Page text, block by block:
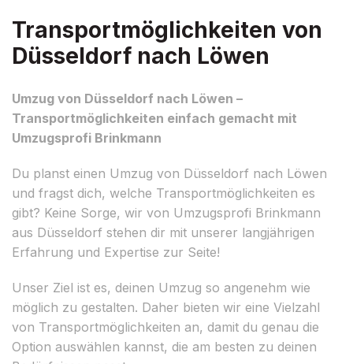
Transportmöglichkeiten von
Düsseldorf nach Löwen
Umzug von Düsseldorf nach Löwen –
Transportmöglichkeiten einfach gemacht mit
Umzugsprofi Brinkmann
Du planst einen Umzug von Düsseldorf nach Löwen
und fragst dich, welche Transportmöglichkeiten es
gibt? Keine Sorge, wir von Umzugsprofi Brinkmann
aus Düsseldorf stehen dir mit unserer langjährigen
Erfahrung und Expertise zur Seite!
Unser Ziel ist es, deinen Umzug so angenehm wie
möglich zu gestalten. Daher bieten wir eine Vielzahl
von Transportmöglichkeiten an, damit du genau die
Option auswählen kannst, die am besten zu deinen